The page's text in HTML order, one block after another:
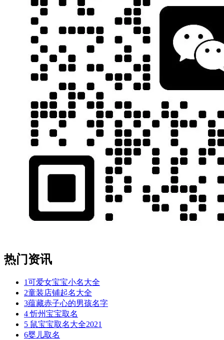
热门资讯
1可爱女宝宝小名大全
2童装店铺起名大全
3蕴藏赤子心的男孩名字
4忻州宝宝取名
5 鼠宝宝取名大全2021
6婴儿取名